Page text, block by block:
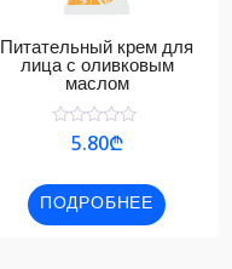
Питательный крем для
лица с оливковым
маслом
Оценка
5
5.80₾
ПОДРОБНЕЕ